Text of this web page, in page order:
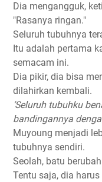
Dia mengangguk,
"Rasanya ringan."
Seluruh tubuhnya
Itu adalah pertama
semacam ini.
Dia pikir, dia bisa
dilahirkan kembali.
‘Seluruh tubuhku
bandingannya
Muyoung menjadi
tubuhnya sendiri.
Seolah, batu
Tentu saja, dia